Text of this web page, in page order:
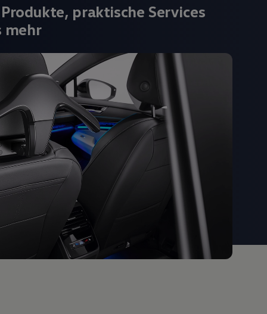
praktische Services
mehr